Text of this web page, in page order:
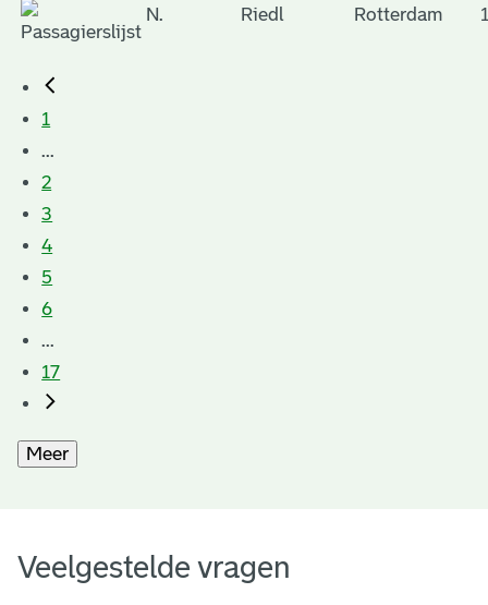
N. Riedl Rotterdam
1
...
2
3
4
5
6
...
17
Meer
Veelgestelde vragen